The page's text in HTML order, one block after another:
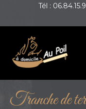
Tél :
Tranche de